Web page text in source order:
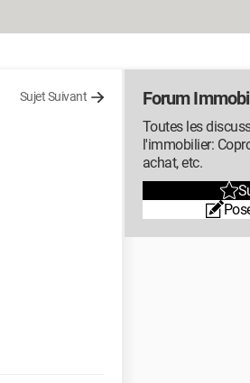
Sujet Suivant Forum
Toutes les
l'immobilier:
achat, etc.